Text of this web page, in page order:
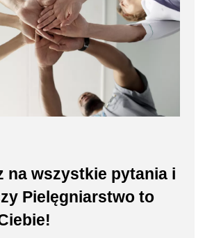
na wszystkie pytania i
Pielęgniarstwo to